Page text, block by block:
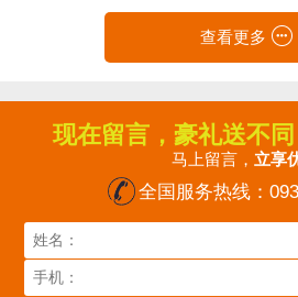
查看更多
现在留言，豪礼送不同
马上留言，立享
全国服务热线：